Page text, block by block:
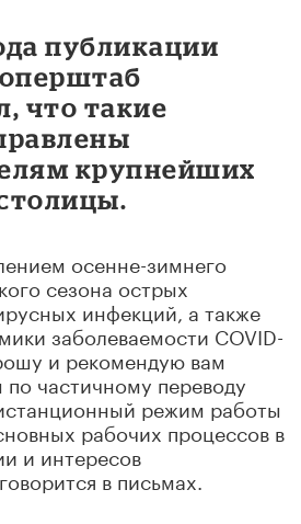
публикации
что такие
крупнейших
осенне-зимнего
сезона острых
инфекций, а также
заболеваемости COVID-
и рекомендую вам
частичному переводу
режим работы
рабочих процессов в
и интересов
в письмах.